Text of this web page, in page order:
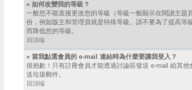
» 如何改變我的等級？
一般您不能直接更改您的等級（等級一般顯示在閱讀主
份，例如版主和管理員就是特殊等級。請不要為了提高
而降低您的等級。
回頂端
» 當我點選會員的 e-mail 連結時為什麼要讓我登入？
很抱歉！只有註冊會員才能透過討論區發送 e-mail 給其
送垃圾郵件。
回頂端